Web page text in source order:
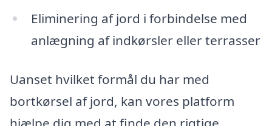
Eliminering af jord i forbindelse med
anlægning af indkørsler eller terrasser
Uanset hvilket formål du har med
bortkørsel af jord, kan vores platform